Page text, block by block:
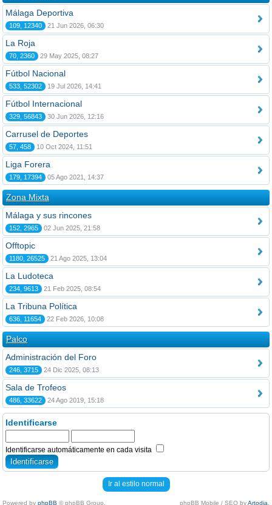
Málaga Deportiva
109, 12340 21 Jun 2026, 06:30
La Roja
70, 2360 29 May 2025, 08:27
Fútbol Nacional
533, 52302 19 Jul 2026, 14:41
Fútbol Internacional
329, 56843 30 Jun 2026, 12:16
Carrusel de Deportes
57, 458 10 Oct 2024, 11:51
Liga Forera
179, 17394 05 Ago 2021, 14:37
Zona Mixta
Málaga y sus rincones
152, 2965 02 Jun 2025, 21:58
Offtopic
1180, 26525 21 Ago 2025, 13:04
La Ludoteca
234, 9613 21 Feb 2025, 08:54
La Tribuna Política
636, 11654 22 Feb 2026, 10:08
Palco
Administración del Foro
246, 3715 24 Dic 2025, 08:13
Sala de Trofeos
486, 33622 24 Ago 2019, 15:18
Identificarse
Identificarse automáticamente en cada visita
Ir al estilo normal
Powered by phpBB © phpBB Group. phpBB Mobile / SEO byArtodia